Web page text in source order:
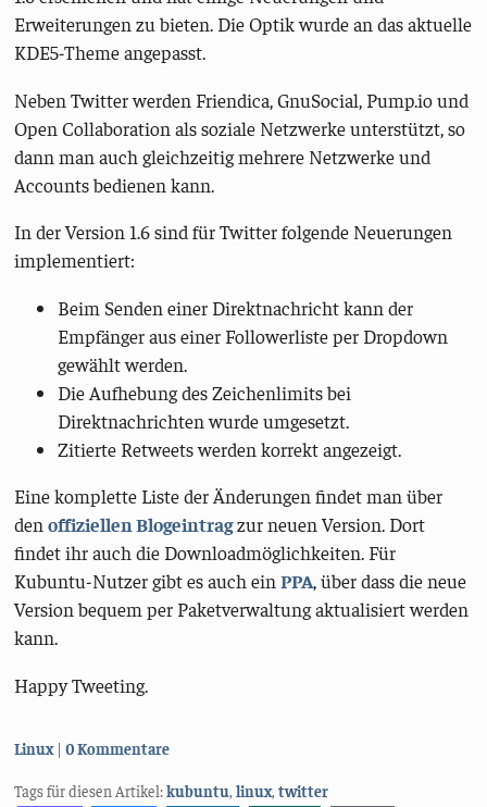
Erweiterungen zu bieten. Die Optik wurde an das aktuelle
KDE5-Theme angepasst.
Neben Twitter werden Friendica, GnuSocial, Pump.io und
Open Collaboration als soziale Netzwerke unterstützt, so
dann man auch gleichzeitig mehrere Netzwerke und
Accounts bedienen kann.
In der Version 1.6 sind für Twitter folgende Neuerungen
implementiert:
Beim Senden einer Direktnachricht kann der
Empfänger aus einer Followerliste per Dropdown
gewählt werden.
Die Aufhebung des Zeichenlimits bei
Direktnachrichten wurde umgesetzt.
Zitierte Retweets werden korrekt angezeigt.
Eine komplette Liste der Änderungen findet man über
denoffiziellen Blogeintragzur neuen Version. Dort
findet ihr auch die Downloadmöglichkeiten. Für
Kubuntu-Nutzer gibt es auch einPPA, über dass die neue
Version bequem per Paketverwaltung aktualisiert werden
kann.
Happy Tweeting.
Kategorien:
Linux 0 Kommentare
Tags für diesen Artikel:kubuntu,linux,twitter